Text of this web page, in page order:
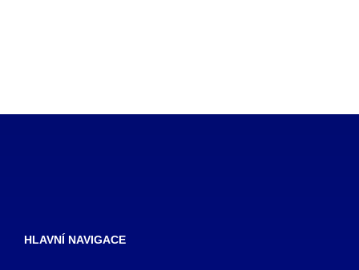
HLAVNÍ NAVIGACE